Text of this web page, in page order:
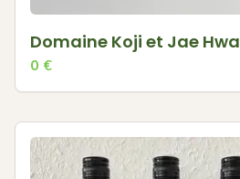
Domaine Koji et Jae Hwa
0 €